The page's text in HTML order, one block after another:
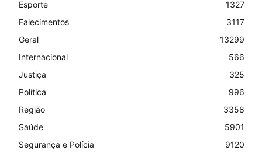
Esporte
1327
Falecimentos
3117
Geral
13299
Internacional
566
Justiça
325
Política
996
Região
3358
Saúde
5901
Segurança e Polícia
9120